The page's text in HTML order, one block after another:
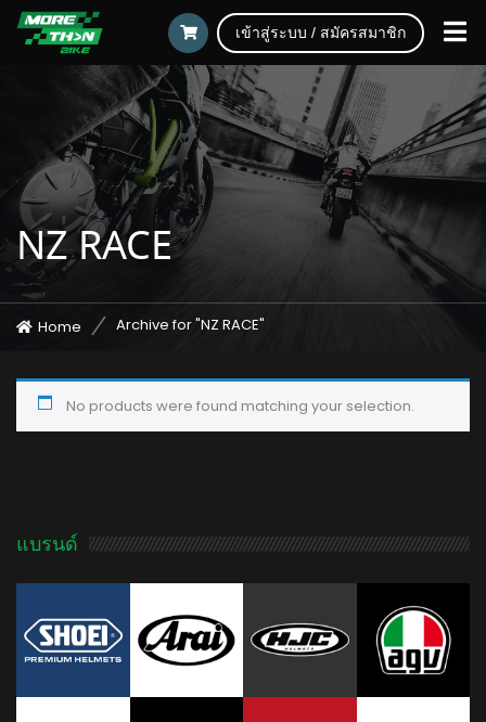
เข้าสู่ระบบ / สมัครสมาชิก
NZ RACE
Home Archive for "NZ RACE"
No products were found matching your selection.
แบรนด์